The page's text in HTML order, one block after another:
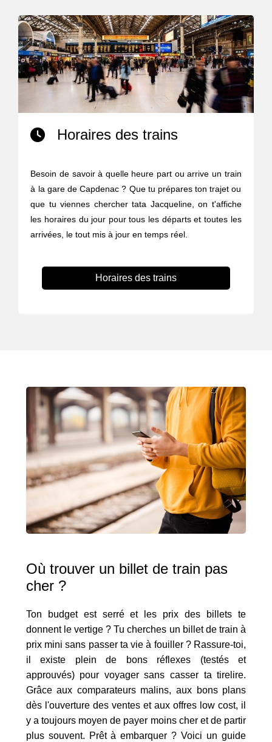
Horaires des trains
Besoin de savoir à quelle heure part ou arrive un train
à la gare de Capdenac ? Que tu prépares ton trajet ou
que tu viennes chercher tata Jacqueline, on t'affiche
les horaires du jour pour tous les départs et toutes les
arrivées, le tout mis à jour en temps réel.
Horaires des trains
Où trouver un billet de train pas
cher ?
Ton budget est serré et les prix des billets te
donnent le vertige ? Tu cherches un billet de train à
prix mini sans passer ta vie à fouiller ? Rassure-toi,
il existe plein de bons réflexes (testés et
approuvés) pour voyager sans casser ta tirelire.
Grâce aux comparateurs malins, aux bons plans
dès l'ouverture des ventes et aux offres low cost, il
y a toujours moyen de payer moins cher et de partir
plus souvent. Prêt à embarquer ? Voici un guide